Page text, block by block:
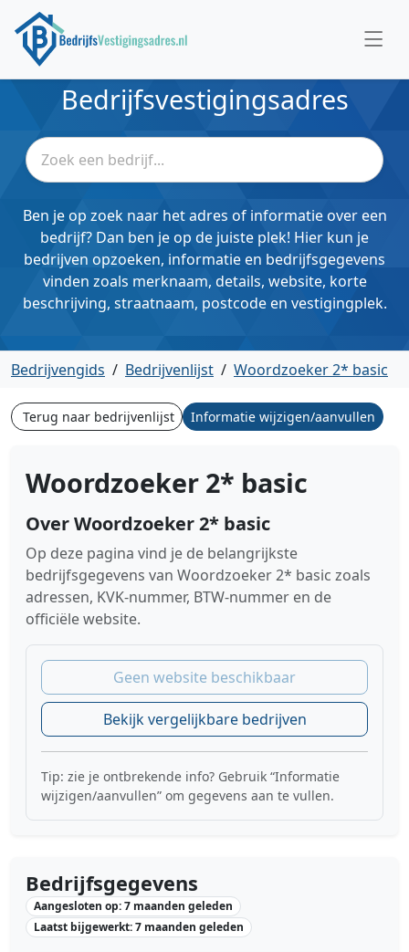
Bedrijfsvestigingsadres
Ben je op zoek naar het adres of informatie over een
bedrijf? Dan ben je op de juiste plek! Hier kun je
bedrijven opzoeken, informatie en bedrijfsgegevens
vinden zoals merknaam, details, website, korte
beschrijving, straatnaam, postcode en vestigingplek.
Bedrijvengids / Bedrijvenlijst / Woordzoeker 2* basic
Terug naar bedrijvenlijst Informatie wijzigen/aanvullen
Woordzoeker 2* basic
Over Woordzoeker 2* basic
Op deze pagina vind je de belangrijkste
bedrijfsgegevens van Woordzoeker 2* basic zoals
adressen, KVK-nummer, BTW-nummer en de
officiële website.
Geen website beschikbaar
Bekijk vergelijkbare bedrijven
Tip: zie je ontbrekende info? Gebruik “Informatie
wijzigen/aanvullen” om gegevens aan te vullen.
Bedrijfsgegevens
Aangesloten op: 7 maanden geleden
Laatst bijgewerkt: 7 maanden geleden